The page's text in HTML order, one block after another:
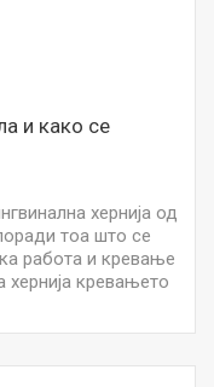
и како се
хернија од
тоа што се
работа и кревање
хернија кревањето